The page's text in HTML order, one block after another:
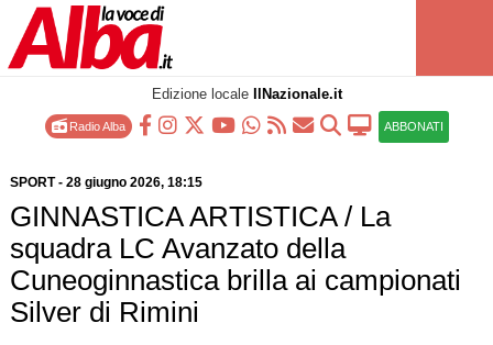
Edizione locale IlNazionale.it
Radio Alba ABBONATI
SPORT- 28 giugno 2026, 18:15
GINNASTICA ARTISTICA / La
squadra LC Avanzato della
Cuneoginnastica brilla ai campionati
Silver di Rimini